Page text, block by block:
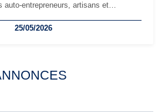
auto-entrepreneurs, artisans et
bascule vers la TVA : les règles
25/05/2026